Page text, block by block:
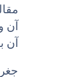
آن
آن